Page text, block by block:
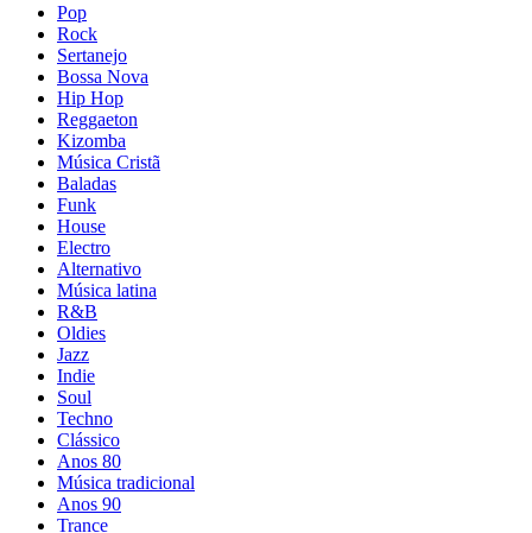
Pop
Rock
Sertanejo
Bossa Nova
Hip Hop
Reggaeton
Kizomba
Música Cristã
Baladas
Funk
House
Electro
Alternativo
Música latina
R&B
Oldies
Jazz
Indie
Soul
Techno
Clássico
Anos 80
Música tradicional
Anos 90
Trance